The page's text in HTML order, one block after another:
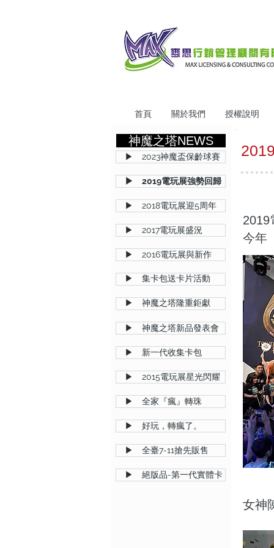
神魔之塔NEWS
2019
今年
女神
首頁 關於我們 授權說明
▶ 2023神魔盃保齡球賽
▶ 2019電玩展強勢回歸
▶ 2018電玩展迎5周年
▶ 2017電玩展盛況
▶ 2016電玩展與新作
▶ 集卡包送卡片活動
▶ 神魔之塔隆重鉅獻
▶ 神魔之塔新品發表會
▶ 新一代收集卡包
▶ 2015電玩展星光閃耀
▶ 全家『瘋』轉珠
▶ 好玩，轉瘋了。
▶ 全臺7-11搶先販售
▶ 絕版品-第一代實體卡